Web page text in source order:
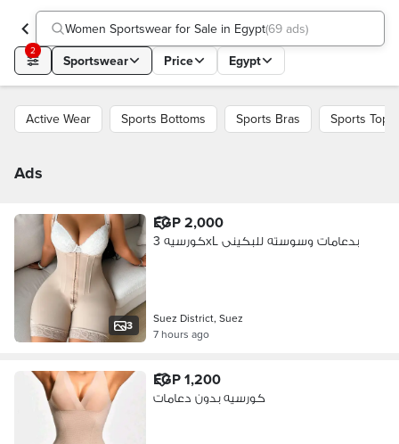
Women Sportswear for Sale in Egypt(69 ads)
2
Sportswear Price Egypt
Active Wear Sports Bottoms Sports Bras Sports Tops
Ads
3
EGP 2,000
كورسيه 3xL بدعامات وسوسته للبكينى
Suez District, Suez
7 hours ago
EGP 1,200
كورسيه بدون دعامات